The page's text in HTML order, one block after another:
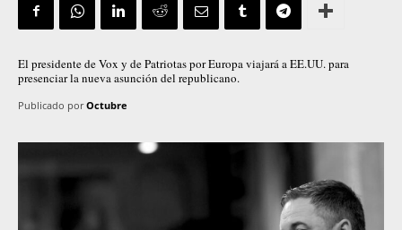
El presidente de Vox y de Patriotas por Europa viajará a EE.UU. para
presenciar la nueva asunción del republicano.
Publicado por Octubre